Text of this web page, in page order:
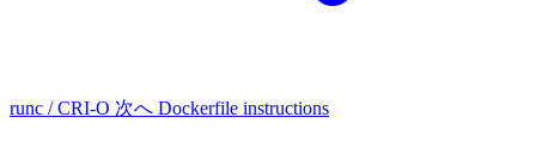
runc / CRI-O 次へ Dockerfile instructions